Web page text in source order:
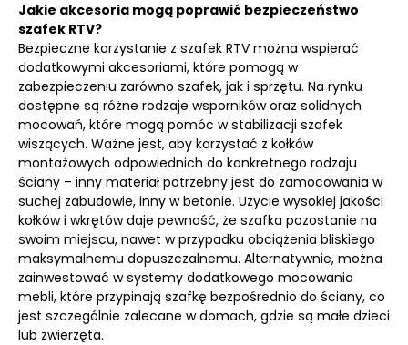
Jakie akcesoria mogą poprawić bezpieczeństwo
szafek RTV?
Bezpieczne korzystanie z szafek RTV można wspierać
dodatkowymi akcesoriami, które pomogą w
zabezpieczeniu zarówno szafek, jak i sprzętu. Na rynku
dostępne są różne rodzaje wsporników oraz solidnych
mocowań, które mogą pomóc w stabilizacji szafek
wiszących. Ważne jest, aby korzystać z kołków
montażowych odpowiednich do konkretnego rodzaju
ściany – inny materiał potrzebny jest do zamocowania w
suchej zabudowie, inny w betonie. Użycie wysokiej jakości
kołków i wkrętów daje pewność, że szafka pozostanie na
swoim miejscu, nawet w przypadku obciążenia bliskiego
maksymalnemu dopuszczalnemu. Alternatywnie, można
zainwestować w systemy dodatkowego mocowania
mebli, które przypinają szafkę bezpośrednio do ściany, co
jest szczególnie zalecane w domach, gdzie są małe dzieci
lub zwierzęta.